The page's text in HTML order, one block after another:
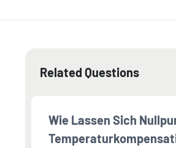
Related Questions
Wie Lassen Sich